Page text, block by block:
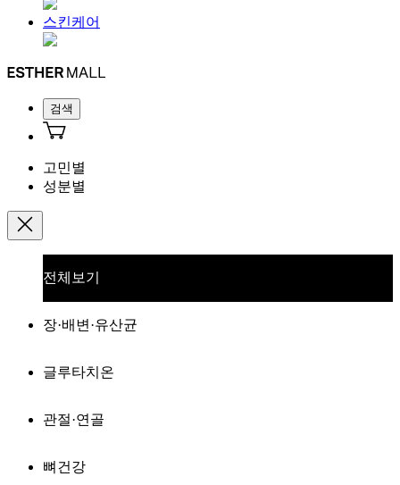
스킨케어
검색
고민별
성분별
전체보기
장·배변·유산균
글루타치온
관절·연골
뼈건강